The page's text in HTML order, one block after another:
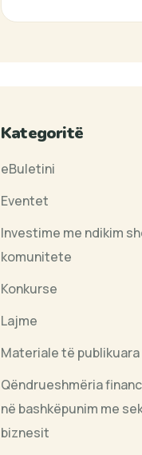
Kategoritë
eBuletini
Eventet
Investime me ndikim
komunitete
Konkurse
Lajme
Materiale të publikuara
Qëndrueshmëria
në bashkëpunim me
biznesit